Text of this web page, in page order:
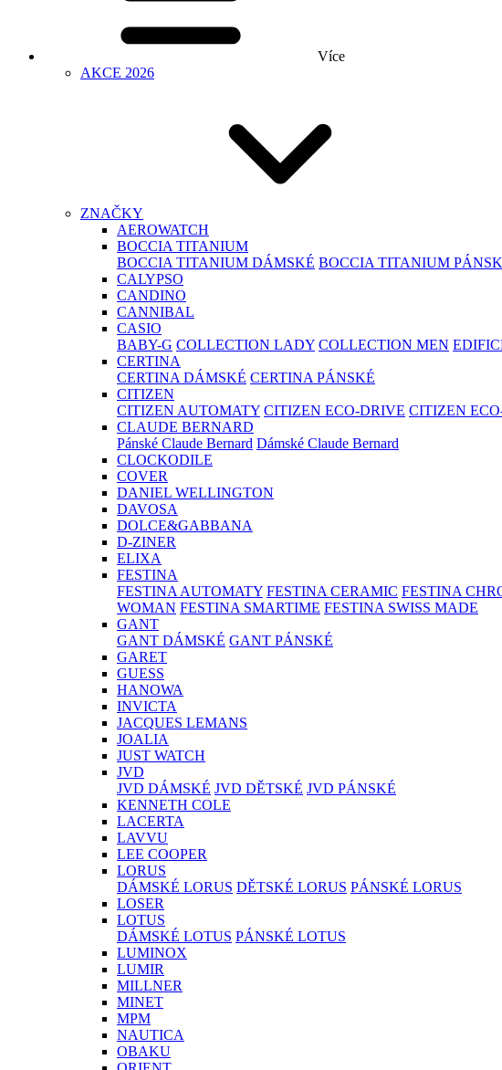
Více
AKCE 2026
ZNAČKY
AEROWATCH
BOCCIA TITANIUM
BOCCIA TITANIUM DÁMSKÉ BOCCIA TITANIUM
CALYPSO
CANDINO
CANNIBAL
CASIO
BABY-G COLLECTION LADY COLLECTION MEN
CERTINA
CERTINA DÁMSKÉ CERTINA PÁNSKÉ
CITIZEN
CITIZEN AUTOMATY CITIZEN ECO-DRIVE CITIZEN
CLAUDE BERNARD
Pánské Claude Bernard Dámské Claude Bernard
CLOCKODILE
COVER
DANIEL WELLINGTON
DAVOSA
DOLCE&GABBANA
D-ZINER
ELIXA
FESTINA
FESTINA AUTOMATY FESTINA CERAMIC FESTINA
WOMAN FESTINA SMARTIME FESTINA SWISS MADE
GANT
GANT DÁMSKÉ GANT PÁNSKÉ
GARET
GUESS
HANOWA
INVICTA
JACQUES LEMANS
JOALIA
JUST WATCH
JVD
JVD DÁMSKÉ JVD DĚTSKÉ JVD PÁNSKÉ
KENNETH COLE
LACERTA
LAVVU
LEE COOPER
LORUS
DÁMSKÉ LORUS DĚTSKÉ LORUS PÁNSKÉ LORUS
LOSER
LOTUS
DÁMSKÉ LOTUS PÁNSKÉ LOTUS
LUMINOX
LUMIR
MILLNER
MINET
MPM
NAUTICA
OBAKU